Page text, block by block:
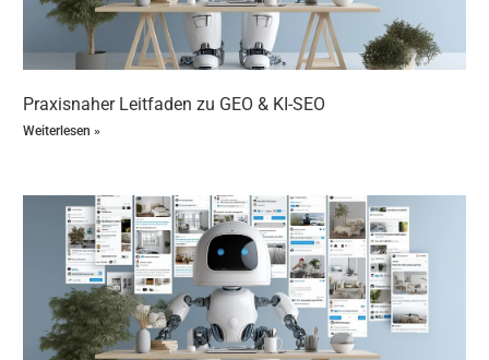
ist das nicht kompliziert und teuer?“ Oder: „Ich habe keine
Zeit, mich mit neuer Technik auseinanderzusetzen.“ Hier
räumen wir mit den häufigsten Einwänden auf:
Einwand: KI SEO ist zu komplex.Moderne KI SEO
Tools sind benutzerfreundlich und bieten intuitive
verbessern.
Einwand: KI SEO ist teuer.Die Investition in KI SEO
zahlt sich durch höhere Umsätze und Zeitersparnis
vielfach aus. Viele Tools bieten flexible
Preismodelle, die sich auch für kleine Unternehmen
lohnen.
Einwand: Ich habe keine Zeit für SEO.Genau hier
Praxisnaher Leitfaden zu GEO & KI-SEO
Weiterlesen »